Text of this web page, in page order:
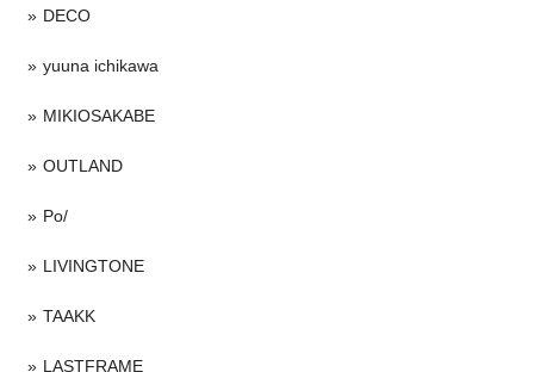
DECO
yuuna ichikawa
MIKIOSAKABE
OUTLAND
Po/
LIVINGTONE
TAAKK
LASTFRAME